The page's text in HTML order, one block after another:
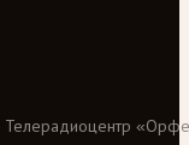
Телерадиоцентр